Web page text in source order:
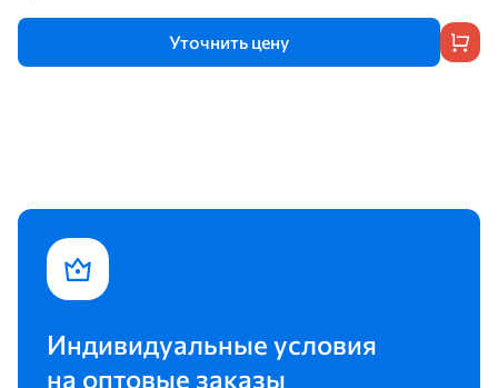
Уточнить цену
Индивидуальные условия
на оптовые заказы